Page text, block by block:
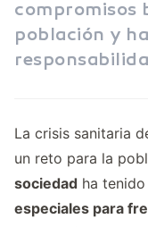
compromisos
población y
La crisis sanitaria
un reto para la
sociedad ha
especiales para